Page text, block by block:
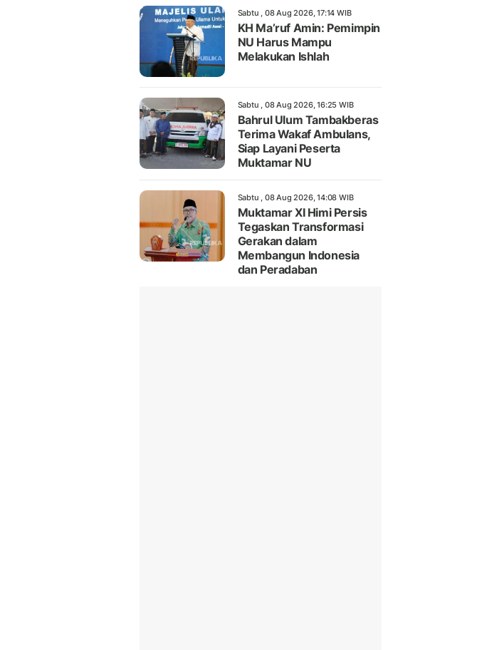
Sabtu , 08 Aug 2026, 17:14 WIB
KH Ma’ruf Amin: Pemimpin
NU Harus Mampu
Melakukan Ishlah
Sabtu , 08 Aug 2026, 16:25 WIB
Bahrul Ulum Tambakberas
Terima Wakaf Ambulans,
Siap Layani Peserta
Muktamar NU
Sabtu , 08 Aug 2026, 14:08 WIB
Muktamar XI Himi Persis
Tegaskan Transformasi
Gerakan dalam
Membangun Indonesia
dan Peradaban